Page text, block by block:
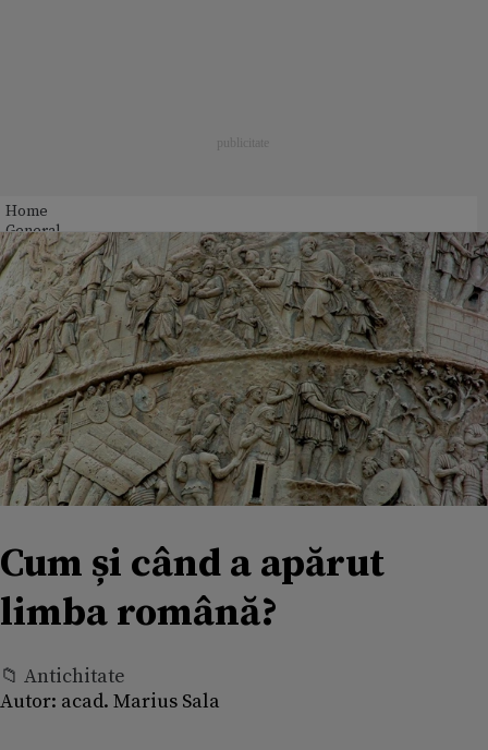
Home
General
Cum și când a apărut
limba română?
📁 Antichitate
Autor: acad. Marius Sala